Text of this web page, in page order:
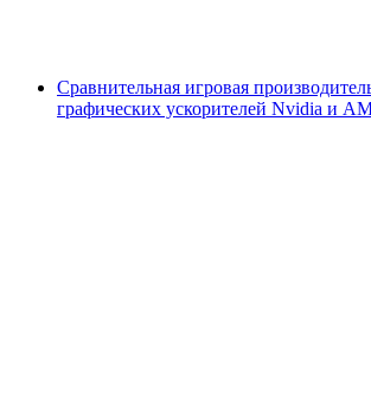
Сравнительная игровая
графических ускорителей Nvidia и